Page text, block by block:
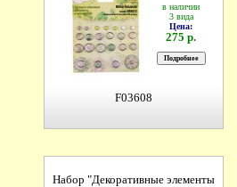
в наличии
3 вида
Цена:
275 р.
F03608
Набор "Декоративные элементы